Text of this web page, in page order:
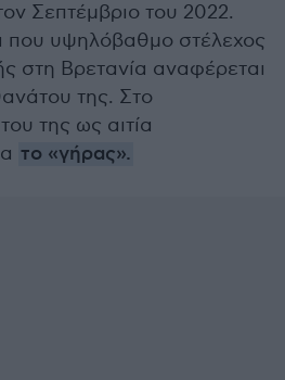
Σεπτέμβριο του 2022.
που υψηλόβαθμο στέλεχος
στη Βρετανία αναφέρεται
της. Στο
της ως αιτία
το «γήρας».